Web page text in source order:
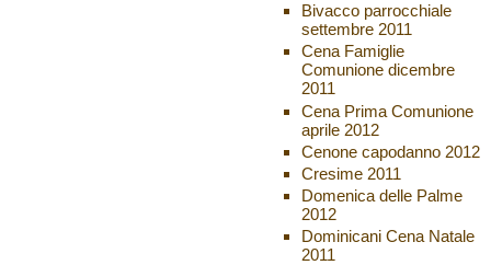
Bivacco parrocchiale
settembre 2011
Cena Famiglie
Comunione dicembre
2011
Cena Prima Comunione
aprile 2012
Cenone capodanno 2012
Cresime 2011
Domenica delle Palme
2012
Dominicani Cena Natale
2011